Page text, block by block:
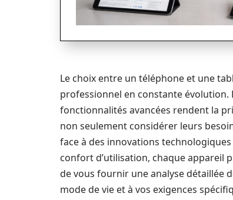
Le choix entre un téléphone et une
professionnel en constante évolution.
fonctionnalités avancées rendent la
non seulement considérer leurs
face à des innovations
confort d’utilisation, chaque appareil
de vous fournir une analyse détaillée
mode de vie et à vos exigences